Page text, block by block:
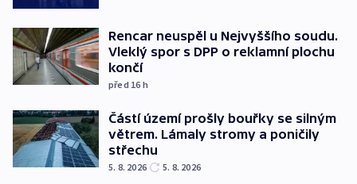
Rencar neuspěl u Nejvyššího soudu.
Vleklý spor s DPP o reklamní plochu
končí
před 16 h
Částí území prošly bouřky se silným
větrem. Lámaly stromy a poničily
střechu
5. 8. 2026 5. 8. 2026